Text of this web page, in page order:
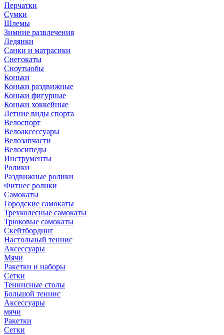
Перчатки
Сумки
Шлемы
Зимние развлечения
Ледянки
Санки и матрасики
Снегокаты
Сноутьюбы
Коньки
Коньки раздвижные
Коньки фигурные
Коньки хоккейные
Летние виды спорта
Велоспорт
Велоаксессуары
Велозапчасти
Велосипеды
Инструменты
Ролики
Раздвижные ролики
Фитнес ролики
Самокаты
Городские самокаты
Трехколесные самокаты
Трюковые самокаты
Скейтбординг
Настольный теннис
Аксессуары
Мячи
Ракетки и наборы
Сетки
Теннисные столы
Большой теннис
Аксессуары
мячи
Ракетки
Сетки